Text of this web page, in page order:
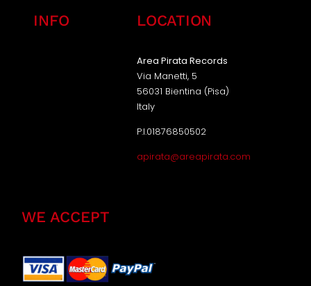
INFO LOCATION
Area Pirata Records
Via Manetti, 5
56031 Bientina (Pisa)
Italy
P.I.01876850502
apirata@areapirata.com
WE ACCEPT